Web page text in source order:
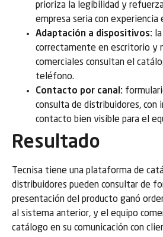
prioriza la legibilidad y
empresa seria con experiencia
Adaptación a dispositivos:
correctamente en escritorio y
comerciales consultan el
teléfono.
Contacto por canal:
consulta de distribuidores, con
contacto bien visible para el
Resultado
Tecnisa tiene una plataforma de
distribuidores pueden consultar de
presentación del producto ganó
al sistema anterior, y el equipo
catálogo en su comunicación con